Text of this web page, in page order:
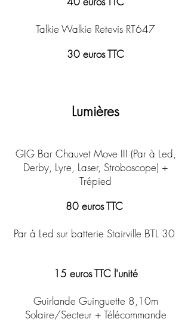
Talkie Walkie Retevis RT647
30 euros TTC
Lumières
GIG Bar Chauvet Move III (Par à Led,
Derby, Lyre, Laser, Stroboscope) +
Trépied
80 euros TTC
Par à Led sur batterie Stairville BTL 30
15 euros TTC l'unité
Guirlande Guinguette 8,10m
Solaire/Secteur + Télécommande